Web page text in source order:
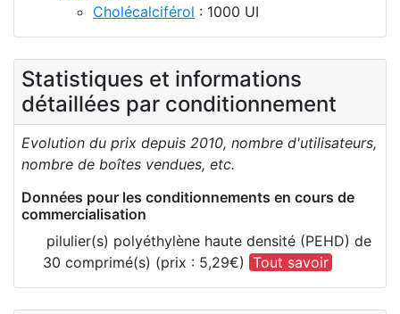
Cholécalciférol : 1000 UI
Statistiques et informations
détaillées par conditionnement
Evolution du prix depuis 2010, nombre d'utilisateurs,
nombre de boîtes vendues, etc.
Données pour les conditionnements en cours de
commercialisation
pilulier(s) polyéthylène haute densité (PEHD) de
30 comprimé(s) (prix : 5,29€) Tout savoir